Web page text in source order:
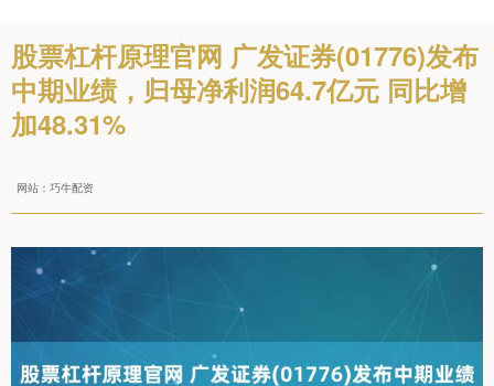
股票杠杆原理官网 广发证券(01776)发布
中期业绩，归母净利润64.7亿元 同比增
加48.31%
网站：巧牛配资